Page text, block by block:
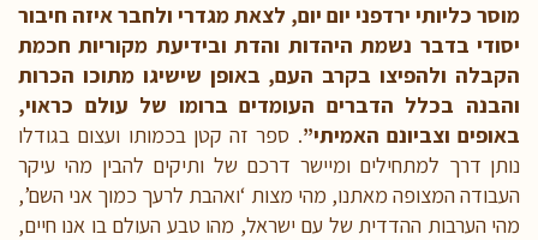
מוסר כליותי ירדפני יום יום, לצאת מגדרי ולחבר איזה חיבור
יסודי בדבר נשמת היהדות והדת ובידיעת מקוריות חכמת
הקבלה ולהפיצו בקרב העם, באופן שישיגו מתוכו הכרות
והבנה בכלל הדברים העומדים ברומו של עולם כראוי,
באופים וצביונם האמיתי”. ספר זה קטן בכמותו ועצום בגודלו
נותן דרך למתחילים ומיישר דרכם של ותיקים להבין מהי עיקר
העבודה המצופה מאתנו, מהי מצות ‘ואהבת לרעך כמוך אני השם’,
מהי הערבות ההדדית של עם ישראל, מהו טבע העולם בו אנו חיים,